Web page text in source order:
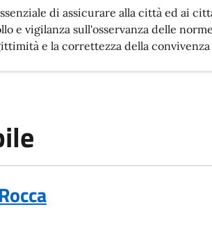
di assicurare alla città ed ai
e vigilanza sull'osservanza delle
e la correttezza della